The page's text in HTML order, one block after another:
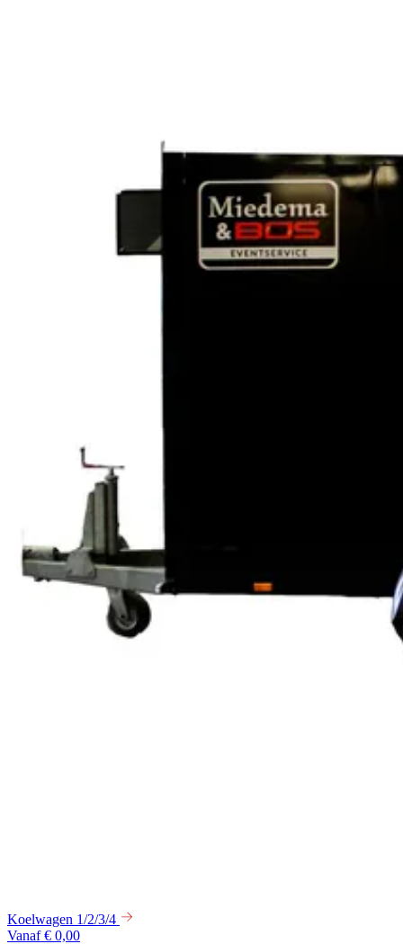
Koelwagen 1/2/3/4
Vanaf € 0,00